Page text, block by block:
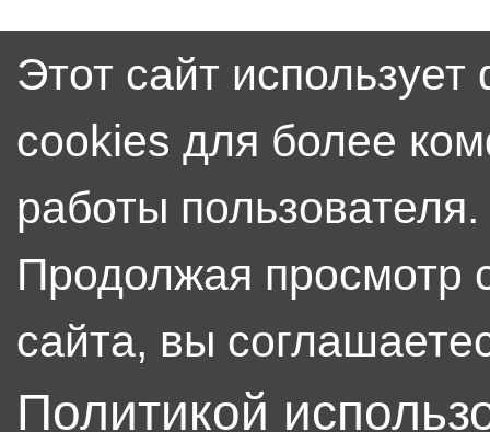
Этот сайт
cookies для более
работы пользователя.
Продолжая просмотр
сайта, вы
Политикой